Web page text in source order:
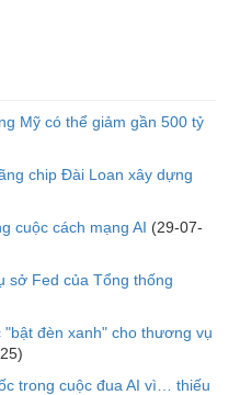
Mỹ có thể giảm gần 500 tỷ
chip Đài Loan xây dựng
cuộc cách mạng AI (29-07-
sở Fed của Tổng thống
đèn xanh" cho thương vụ
trong cuộc đua AI vì… thiếu